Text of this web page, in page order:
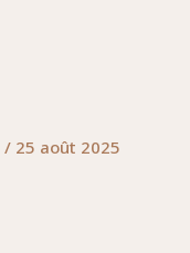
/ 25 août 2025